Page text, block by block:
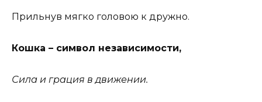
Прильнув мягко головою к дружно.
Кошка – символ независимости,
Сила и грация в движении.